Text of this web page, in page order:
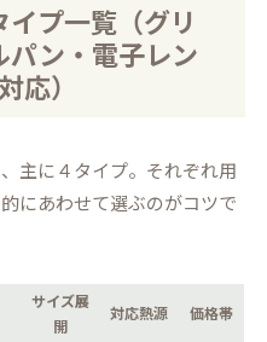
プ一覧（グリ
パン・電子レン
応）
主に４タイプ。それぞれ用
にあわせて選ぶのがコツで
サイズ展
開
対応熱源 価格帯